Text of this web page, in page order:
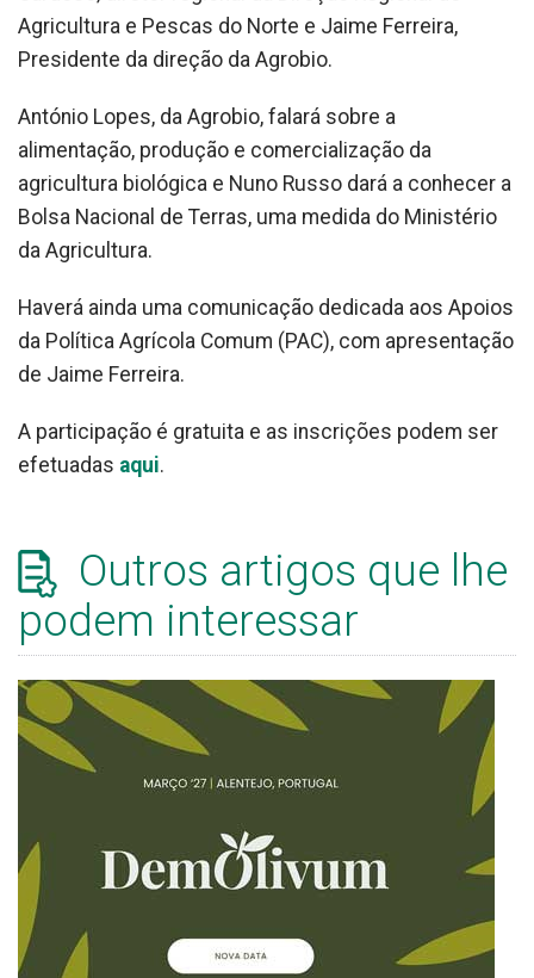
Agricultura e Pescas do Norte e Jaime Ferreira,
Presidente da direção da Agrobio.
António Lopes, da Agrobio, falará sobre a
alimentação, produção e comercialização da
agricultura biológica e Nuno Russo dará a conhecer a
Bolsa Nacional de Terras, uma medida do Ministério
da Agricultura.
Haverá ainda uma comunicação dedicada aos Apoios
da Política Agrícola Comum (PAC), com apresentação
de Jaime Ferreira.
A participação é gratuita e as inscrições podem ser
efetuadas aqui.
Outros artigos que lhe
podem interessar